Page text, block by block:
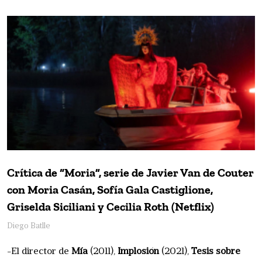
Crítica de “Moria”, serie de Javier Van de Couter
con Moria Casán, Sofía Gala Castiglione,
Griselda Siciliani y Cecilia Roth (Netflix)
Diego Batlle
-El director de Mía(2011), Implosión(2021), Tesis sobre